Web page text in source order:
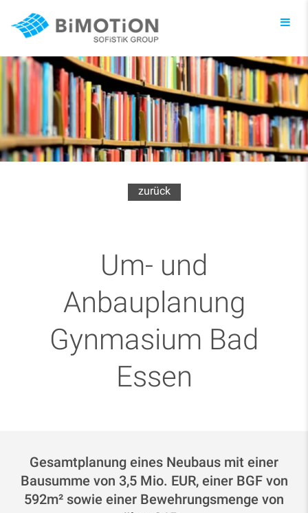
zurück
Um- und
Anbauplanung
Gynmasium Bad
Essen
Gesamtplanung eines Neubaus mit einer
Bausumme von 3,5 Mio. EUR, einer BGF von
592m² sowie einer Bewehrungsmenge von